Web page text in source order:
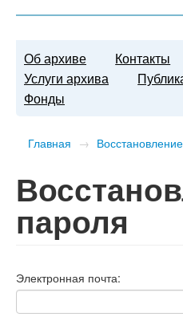
Об архиве Контакты
Услуги архива
Фонды
Главная →
пароля
Электронная почта: